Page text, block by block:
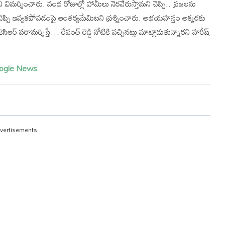
వంద రోజుల్లో హామీలు నెరవేరుస్తామని చెప్పి.. ప్రజలను
ఇవ్వకపోవడంపై ఆంతర్యమేమిటని ప్రశ్నించారు. అభయహస్తం అక్కరకు
పరామర్శిస్తే… రేవంత్ రెడ్డి నోటికి వచ్చినట్లు మాట్లాడుతున్నారని హరీష్
News